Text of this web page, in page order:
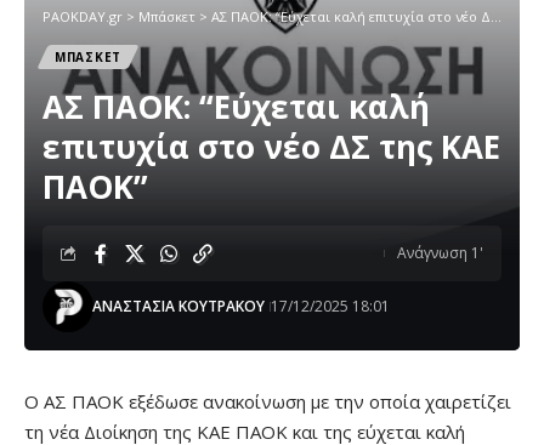
PAOKDAY.gr > Μπάσκετ > AΣ ΠΑΟΚ: “Εύχεται καλή επιτυχία στο νέο ΔΣ της ΚΑΕ ΠΑΟΚ”
ΜΠΑΣΚΕΤ
AΣ ΠΑΟΚ: “Εύχεται καλή
επιτυχία στο νέο ΔΣ της ΚΑΕ
ΠΑΟΚ”
ΑΝΑΣΤΑΣΙΑ ΚΟΥΤΡΑΚΟΥ 17/12/2025 18:01
Ανάγνωση 1'
Ο ΑΣ ΠΑΟΚ εξέδωσε ανακοίνωση με την οποία χαιρετίζει
τη νέα Διοίκηση της ΚΑΕ ΠΑΟΚ και της εύχεται καλή